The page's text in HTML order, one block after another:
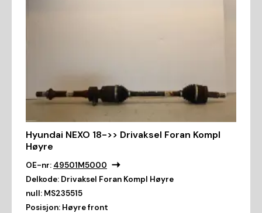
Hyundai NEXO 18->> Drivaksel Foran Kompl
Høyre
OE-nr: 49501M5000
Delkode: Drivaksel Foran Kompl Høyre
null: MS235515
Posisjon: Høyre front